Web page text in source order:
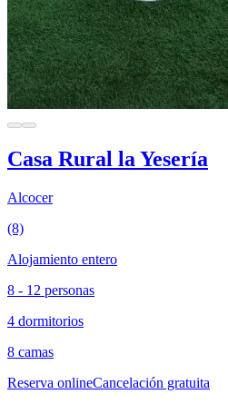
Casa Rural la Yesería
Alcocer
(8)
Alojamiento entero
8 - 12 personas
4 dormitorios
8 camas
Reserva onlineCancelación gratuita